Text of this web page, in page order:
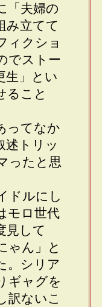
「夫婦の
み立てて
ィクショ
でストー
生」とい
ること
ってなか
述トリッ
ったと思
ドルにし
モロ世代
見して
ゃん」と
。シリア
ギャグを
訳ないこ